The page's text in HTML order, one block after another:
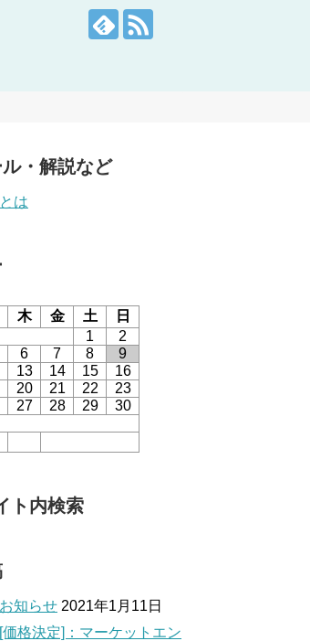
・解説など
は
木 金 土 日
1
2
6 7 8
9
13 14 15
16
20 21 22
23
27 28 29
30
ト内検索
知らせ 2021年1月11日
格決定]：マーケットエン